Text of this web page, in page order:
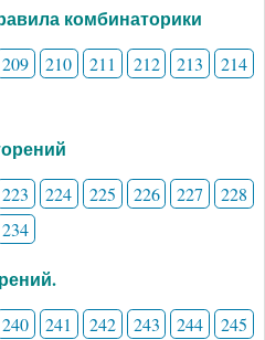
комбинаторики
209 210 211 212 213
214
223 224 225 226 227
228
234
240 241 242 243 244
245